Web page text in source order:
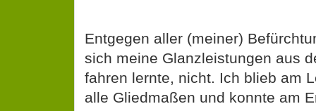
Entgegen aller (meiner)
sich meine Glanzleistungen aus
fahren lernte, nicht. Ich blieb am
alle Gliedmaßen und konnte am